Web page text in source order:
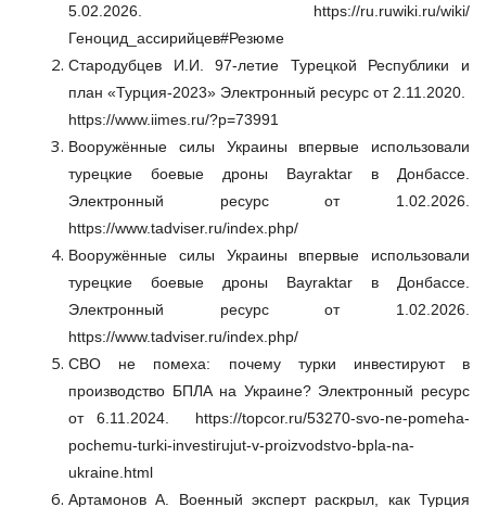
5.02.2026. https://ru.ruwiki.ru/wiki/
Геноцид_ассирийцев#Резюме
Стародубцев И.И. 97-летие Турецкой Республики и
план «Турция-2023» Электронный ресурс от 2.11.2020.
https://www.iimes.ru/?p=73991
Вооружённые силы Украины впервые использовали
турецкие боевые дроны Bayraktar в Донбассе.
Электронный ресурс от 1.02.2026.
https://www.tadviser.ru/index.php/
Вооружённые силы Украины впервые использовали
турецкие боевые дроны Bayraktar в Донбассе.
Электронный ресурс от 1.02.2026.
https://www.tadviser.ru/index.php/
СВО не помеха: почему турки инвестируют в
производство БПЛА на Украине? Электронный ресурс
от 6.11.2024. https://topcor.ru/53270-svo-ne-pomeha-
pochemu-turki-investirujut-v-proizvodstvo-bpla-na-
ukraine.html
Артамонов А. Военный эксперт раскрыл, как Турция